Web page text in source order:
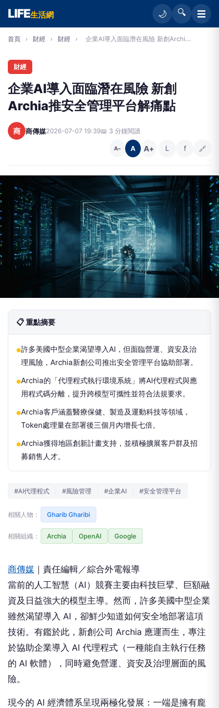
LIFE生活網 🌙 🔍 ☰
首頁 › 財經 › 財經 › 企業AI導入面臨潛在風險 新創Archi...
財經
企業AI導入面臨潛在風險 新創
Archia推安全管理平台解痛點
商 商傳媒2026-07-07 19:39📖 3 分鐘閱讀
A− A A+ L f 🔗
📋 重點摘要
●許多美國中型企業渴望導入AI，但面臨營運、資安及治
理風險，Archia新創公司推出安全管理平台協助部署。
●Archia的「代理程式執行環境系統」將AI代理程式與應
用程式碼分離，提升跨模型可攜性並符合法規要求。
●Archia客戶涵蓋醫療保健、製造及運動科技等領域，
Token處理量在部署後三個月內增長七倍。
●Archia獲得地區創新計畫支持，並積極擴展客戶群及招
募銷售人才。
#AI代理程式 #風險管理 #企業AI #安全管理平台
相關人物： Gharib Gharibi
相關組織： Archia OpenAI Google
商傳媒 ｜責任編輯／綜合外電報導
當前的人工智慧（AI）競賽主要由科技巨擘、巨額融
資及日益強大的模型主導。然而，許多美國中型企業
雖然渴望導入 AI，卻鮮少知道如何安全地部署這項
技術。有鑑於此，新創公司 Archia 應運而生，專注
於協助企業導入 AI 代理程式（一種能自主執行任務
的 AI 軟體），同時避免營運、資安及治理層面的風
險。
現今的 AI 經濟體系呈現兩極化發展：一端是擁有龐